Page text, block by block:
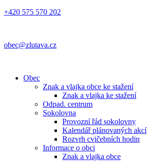
+420 575 570 202
obec@zlutava.cz
Obec
Znak a vlajka obce ke stažení
Znak a vlajka ke stažení
Odpad. centrum
Sokolovna
Provozní řád sokolovny
Kalendář plánovaných akcí
Rozvrh cvičebních hodin
Informace o obci
Znak a vlajka obce